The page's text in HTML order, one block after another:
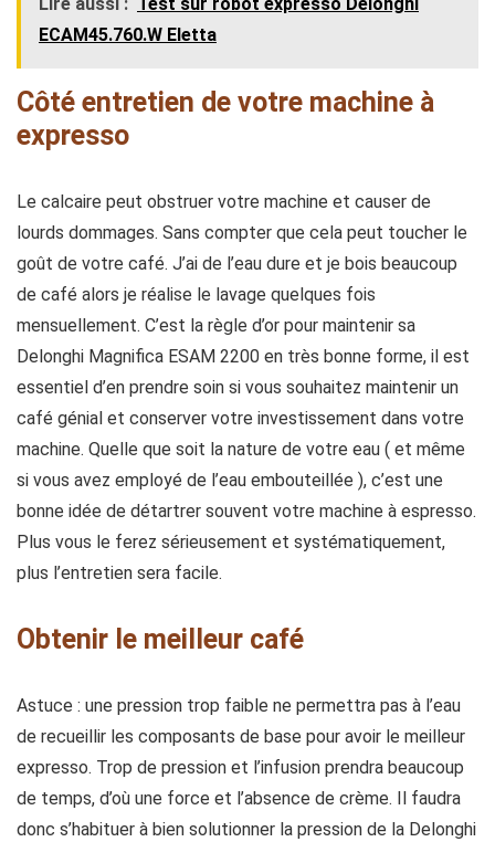
ECAM45.760.W Eletta
Côté entretien de votre machine à
expresso
Le calcaire peut obstruer votre machine et causer de
lourds dommages. Sans compter que cela peut toucher le
goût de votre café. J’ai de l’eau dure et je bois beaucoup
de café alors je réalise le lavage quelques fois
mensuellement. C’est la règle d’or pour maintenir sa
Delonghi Magnifica ESAM 2200 en très bonne forme, il est
essentiel d’en prendre soin si vous souhaitez maintenir un
café génial et conserver votre investissement dans votre
machine. Quelle que soit la nature de votre eau ( et même
si vous avez employé de l’eau embouteillée ), c’est une
bonne idée de détartrer souvent votre machine à espresso.
Plus vous le ferez sérieusement et systématiquement,
plus l’entretien sera facile.
Obtenir le meilleur café
Astuce : une pression trop faible ne permettra pas à l’eau
de recueillir les composants de base pour avoir le meilleur
expresso. Trop de pression et l’infusion prendra beaucoup
de temps, d’où une force et l’absence de crème. Il faudra
donc s’habituer à bien solutionner la pression de la Delonghi